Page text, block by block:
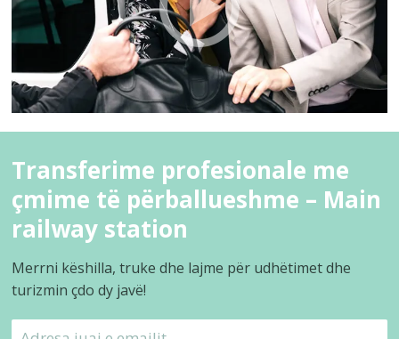
Transferime profesionale me
çmime të përballueshme – Main
railway station
Merrni këshilla, truke dhe lajme për udhëtimet dhe
turizmin çdo dy javë!